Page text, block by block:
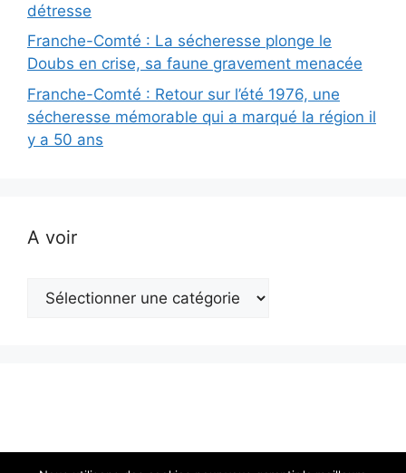
détresse
Franche-Comté : La sécheresse plonge le
Doubs en crise, sa faune gravement menacée
Franche-Comté : Retour sur l’été 1976, une
sécheresse mémorable qui a marqué la région il
y a 50 ans
A voir
voir